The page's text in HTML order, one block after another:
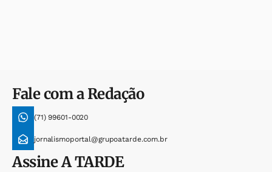
Fale com a Redação
(71) 99601-0020
jornalismoportal@grupoatarde.com.br
AssineA TARDE